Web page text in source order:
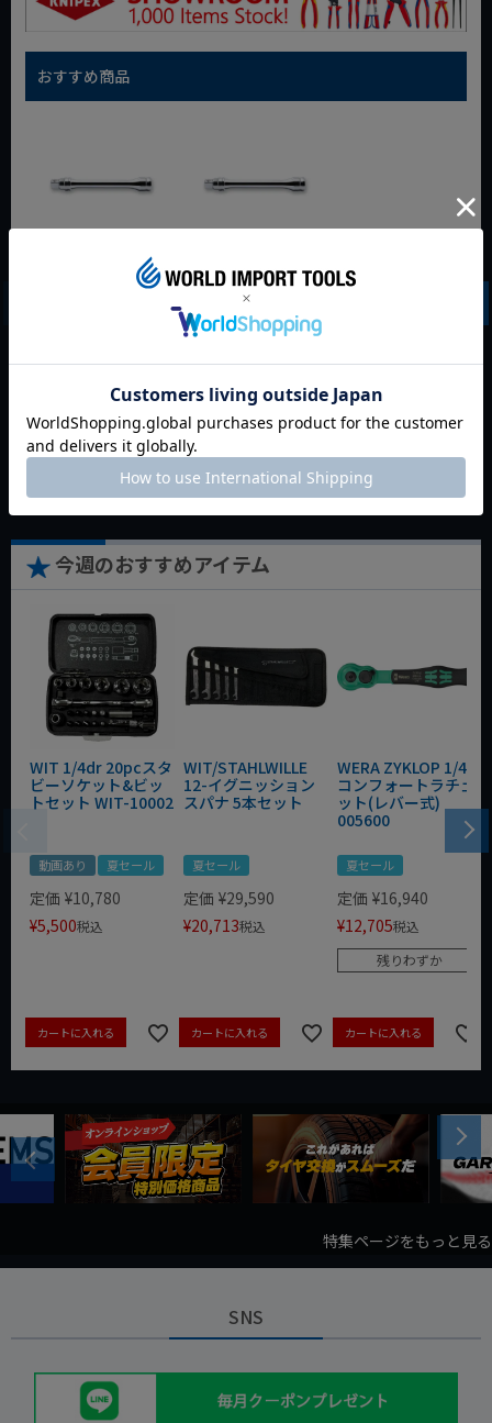
おすすめ商品
(9.5mm)SQ. ロッキ
¥4,004税込
Z-EAL 3/8"
(9.5mm)SQ. ロッキ
ングエクステンショ
ンバー 全長250mm
定価 ¥7,612
¥ 5,328税込
カートに入れる
今週のおすすめアイテム
WIT 1/4dr 20pcスタ
ビーソケット&ビッ
トセット WIT-10002
動画あり 夏セール
定価 ¥10,780
¥5,500税込
カートに入れる
WIT/STAHLWILLE
12-イグニッション
スパナ 5本セット
夏セール
定価 ¥29,590
¥20,713税込
カートに入れる
WERA ZYKLOP 1/4"
コンフォートラチェ
ット(レバー式)
005600
夏セール
定価 ¥16,940
¥12,705税込
残りわずか
カートに入れる
Previous
Next
特集ページをもっと見る
SNS